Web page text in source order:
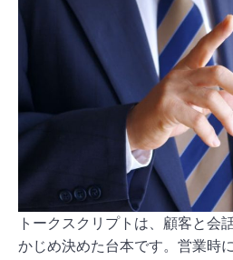
トークスクリプトは、顧客と会
かじめ決めた台本です。営業時